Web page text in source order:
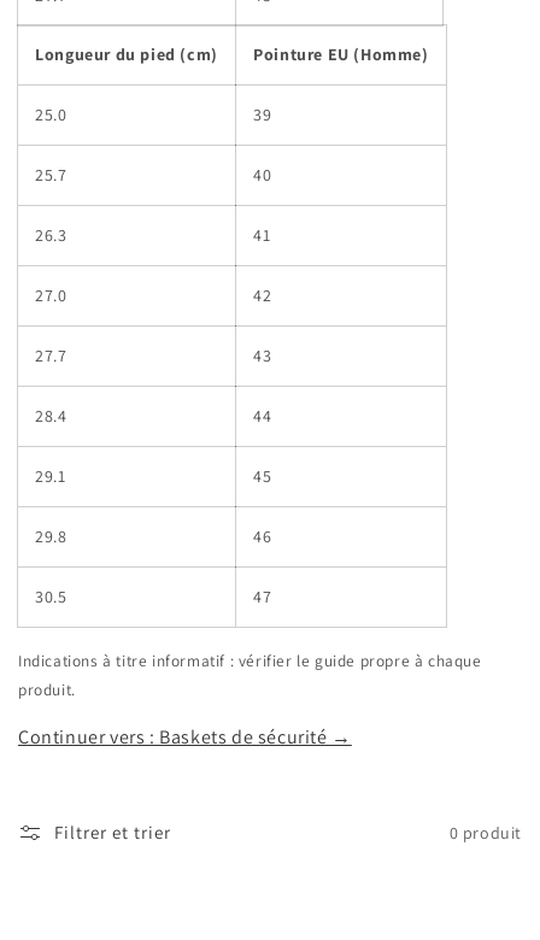
Longueur du pied (cm) Pointure EU (Homme)
25.0 39
25.7 40
26.3 41
27.0 42
27.7 43
28.4 44
29.1 45
29.8 46
30.5 47
Indications à titre informatif : vérifier le guide propre à chaque
produit.
Continuer vers : Baskets de sécurité →
Filtrer et trier 0 produit